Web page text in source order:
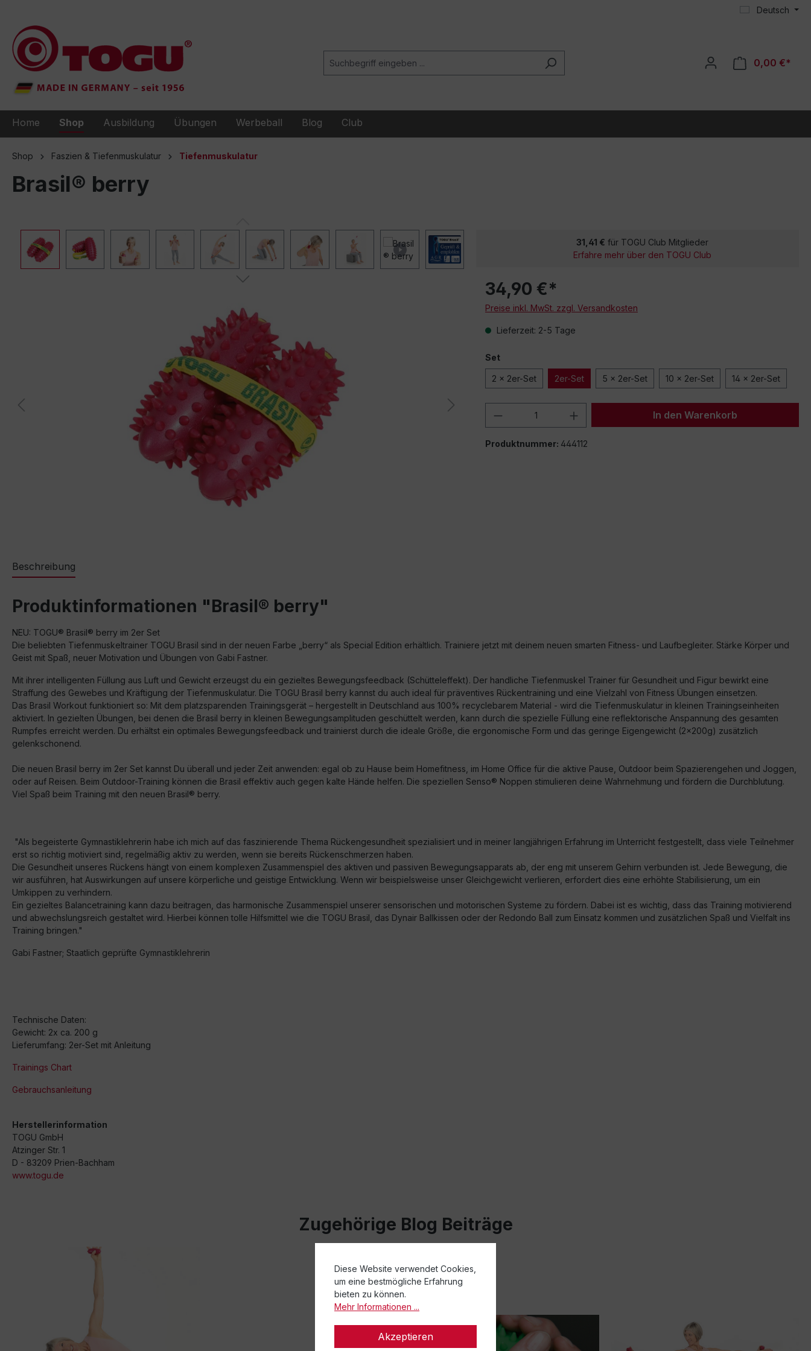
Deutsch
0,00 €*
Home Shop Ausbildung Übungen Werbeball Blog Club
Shop Faszien & Tiefenmuskulatur Tiefenmuskulatur
Brasil® berry
31,41 € für TOGU Club Mitglieder
Erfahre mehr über den TOGU Club
34,90 €*
Preise inkl. MwSt. zzgl. Versandkosten
Lieferzeit: 2-5 Tage
Set
2 x 2er-Set 2er-Set 5 x 2er-Set 10 x 2er-Set 14 x 2er-Set
Produkt Anzahl: Gib den gewünschten Wert
In den Warenkorb
Produktnummer: 444112
Beschreibung
Produktinformationen "Brasil® berry"
NEU: TOGU® Brasil® berry im 2er Set
Die beliebten Tiefenmuskeltrainer TOGU Brasil sind in der neuen Farbe „berry“ als Special Edition erhältlich. Trainiere jetzt mit deinem neuen smarten Fitness- und Laufbegleiter. Stärke Körper und
Geist mit Spaß, neuer Motivation und Übungen von Gabi Fastner.
Mit ihrer intelligenten Füllung aus Luft und Gewicht erzeugst du ein gezieltes Bewegungsfeedback (Schütteleffekt). Der handliche Tiefenmuskel Trainer für Gesundheit und Figur bewirkt eine
Straffung des Gewebes und Kräftigung der Tiefenmuskulatur. Die TOGU Brasil berry kannst du auch ideal für präventives Rückentraining und eine Vielzahl von Fitness Übungen einsetzen.
Das Brasil Workout funktioniert so: Mit dem platzsparenden Trainingsgerät – hergestellt in Deutschland aus 100% recyclebarem Material - wird die Tiefenmuskulatur in kleinen Trainingseinheiten
aktiviert. In gezielten Übungen, bei denen die Brasil berry in kleinen Bewegungsamplituden geschüttelt werden, kann durch die spezielle Füllung eine reflektorische Anspannung des gesamten
Rumpfes erreicht werden. Du erhältst ein optimales Bewegungsfeedback und trainierst durch die ideale Größe, die ergonomische Form und das geringe Eigengewicht (2x200g) zusätzlich
gelenkschonend.
Die neuen Brasil berry im 2er Set kannst Du überall und jeder Zeit anwenden: egal ob zu Hause beim Homefitness, im Home Office für die aktive Pause, Outdoor beim Spazierengehen und Joggen,
oder auf Reisen. Beim Outdoor-Training können die Brasil effektiv auch gegen kalte Hände helfen. Die speziellen Senso® Noppen stimulieren deine Wahrnehmung und fördern die Durchblutung.
Viel Spaß beim Training mit den neuen Brasil® berry.
"Als begeisterte Gymnastiklehrerin habe ich mich auf das faszinierende Thema Rückengesundheit spezialisiert und in meiner langjährigen Erfahrung im Unterricht festgestellt, dass viele Teilnehmer
erst so richtig motiviert sind, regelmäßig aktiv zu werden, wenn sie bereits Rückenschmerzen haben.
Die Gesundheit unseres Rückens hängt von einem komplexen Zusammenspiel des aktiven und passiven Bewegungsapparats ab, der eng mit unserem Gehirn verbunden ist. Jede Bewegung, die
wir ausführen, hat Auswirkungen auf unsere körperliche und geistige Entwicklung. Wenn wir beispielsweise unser Gleichgewicht verlieren, erfordert dies eine erhöhte Stabilisierung, um ein
Umkippen zu verhindern.
Ein gezieltes Balancetraining kann dazu beitragen, das harmonische Zusammenspiel unserer sensorischen und motorischen Systeme zu fördern. Dabei ist es wichtig, dass das Training motivierend
und abwechslungsreich gestaltet wird. Hierbei können tolle Hilfsmittel wie die TOGU Brasil, das Dynair Ballkissen oder der Redondo Ball zum Einsatz kommen und zusätzlichen Spaß und Vielfalt ins
Training bringen."
Gabi Fastner; Staatlich geprüfte Gymnastiklehrerin
Technische Daten:
Gewicht: 2x ca. 200 g
Lieferumfang: 2er-Set mit Anleitung
Trainings Chart
Gebrauchsanleitung
Herstellerinformation
TOGU GmbH
Atzinger Str. 1
D - 83209 Prien-Bachham
www.togu.de
Zugehörige Blog Beiträge
Diese Website verwendet Cookies,
um eine bestmögliche Erfahrung
bieten zu können.
Mehr Informationen ...
Akzeptieren